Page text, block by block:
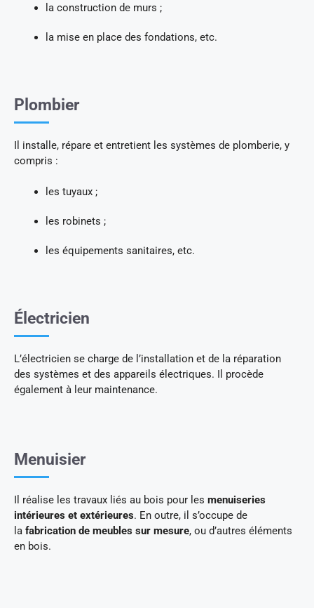
la construction de murs ;
la mise en place des fondations, etc.
Plombier
Il installe, répare et entretient les systèmes de plomberie, y
compris :
les tuyaux ;
les robinets ;
les équipements sanitaires, etc.
Électricien
L’électricien se charge de l’installation et de la réparation
des systèmes et des appareils électriques. Il procède
également à leur maintenance.
Menuisier
Il réalise les travaux liés au bois pour les menuiseries
intérieures et extérieures. En outre, il s’occupe de
la fabrication de meubles sur mesure, ou d’autres éléments
en bois.